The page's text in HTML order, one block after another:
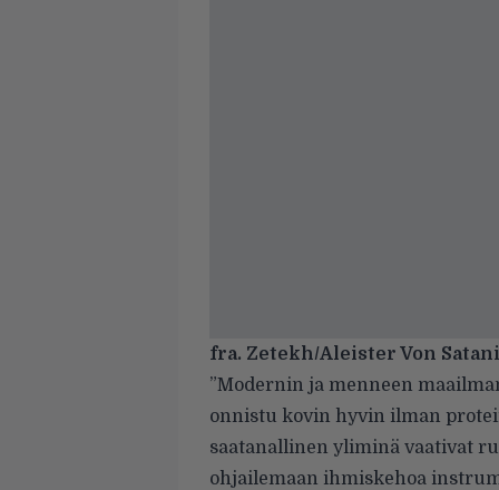
fra. Zetekh/Aleister Von
”Modernin ja menneen
onnistu kovin hyvin ilman
saatanallinen yliminä vaativat
ohjailemaan ihmiskehoa